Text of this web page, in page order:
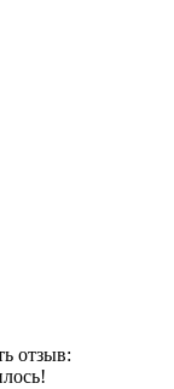
отзыв: